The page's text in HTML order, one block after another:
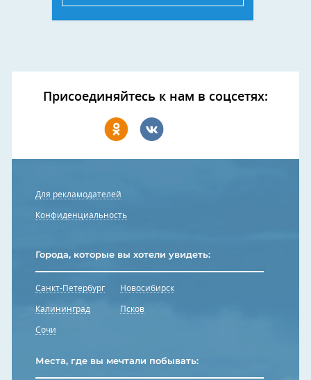
Присоединяйтесь к нам в соцсетях:
Для рекламодателей
Конфиденциальность
Города, которые вы хотели увидеть:
Санкт-Петербург
Калининград
Сочи
Новосибирск
Псков
Места, где вы мечтали побывать: